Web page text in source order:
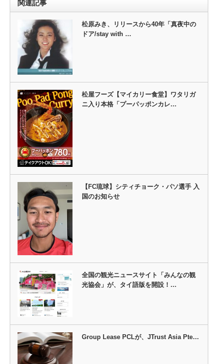
関連記事
松原みき、リリースから40年「真夜中の
ドア/stay with …
松屋フーズ【マイカリー食堂】ワタリガ
ニ入り本格「プーパッポンカレ…
【FC琉球】シティチョーク・パソ選手 入
国のお知らせ
全国の観光ニュースサイト「みんなの観
光協会」が、タイ語版を開設！…
Group Lease PCLが、JTrust Asia Pte…